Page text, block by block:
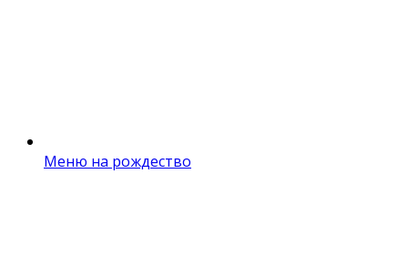
Меню на рождество